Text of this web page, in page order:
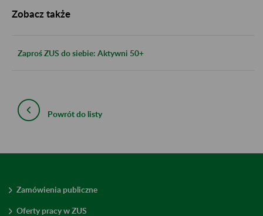
Zobacz także
Zaproś ZUS do siebie: Aktywni 50+
Powrót do listy
Zamówienia publiczne
Oferty pracy w ZUS